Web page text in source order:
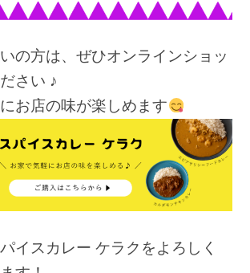
の方は、ぜひオンラインショッ
さい ♪
お店の味が楽しめます
イスカレー ケラクをよろしく